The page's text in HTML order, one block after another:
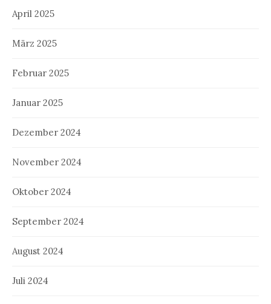
April 2025
März 2025
Februar 2025
Januar 2025
Dezember 2024
November 2024
Oktober 2024
September 2024
August 2024
Juli 2024